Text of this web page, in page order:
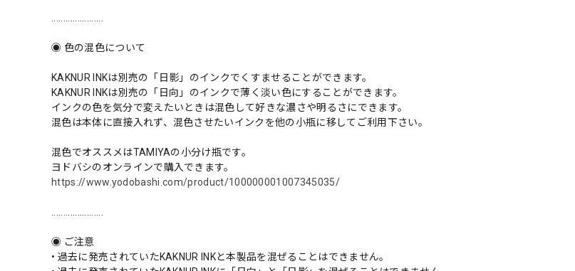
◉ 色の混色について
KAKNUR INKは別売の「日影」のインクでくすませることができます。
KAKNUR INKは別売の「日向」のインクで薄く淡い色にすることができます。
インクの色を気分で変えたいときは混色して好きな濃さや明るさにできます。
混色は本体に直接入れず、混色させたいインクを他の小瓶に移してご利用下さい。
混色でオススメはTAMIYAの小分け瓶です。
ヨドバシのオンラインで購入できます。
https://www.yodobashi.com/product/100000001007345035/
◉ ご注意
• 過去に発売されていたKAKNUR INKと本製品を混ぜることはできません。